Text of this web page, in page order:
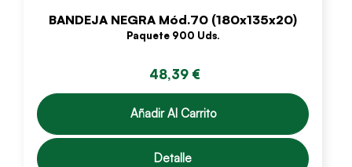
BANDEJA NEGRA Mód.70 (180x135x20)
Paquete 900 Uds.
48,39 €
Añadir Al Carrito
Detalle